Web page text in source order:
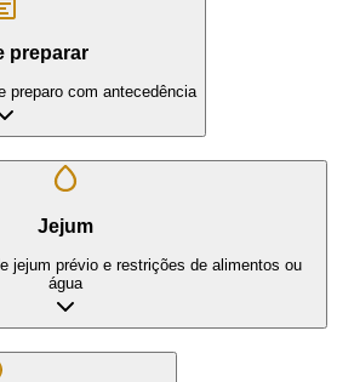
preparar
preparo com antecedência
Jejum
jejum prévio e restrições de alimentos ou
água